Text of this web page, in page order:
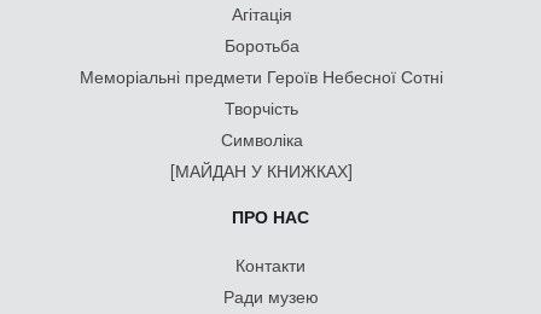
Агітація
Боротьба
Меморіальні предмети Героїв Небесної Сотні
Творчість
Символіка
[МАЙДАН У КНИЖКАХ]
ПРО НАС
Контакти
Ради музею